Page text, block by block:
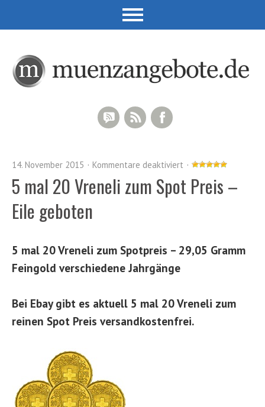
Facebook
RSS Feed
RSS Comments
14. November 2015 Kommentare deaktiviert
5 mal 20 Vreneli zum Spot Preis –
Eile geboten
5 mal 20 Vreneli zum Spotpreis – 29,05 Gramm
Feingold verschiedene Jahrgänge
Bei Ebay gibt es aktuell 5 mal 20 Vreneli zum
reinen Spot Preis versandkostenfrei.